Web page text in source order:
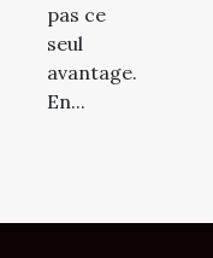
pas ce
seul
avantage.
En...